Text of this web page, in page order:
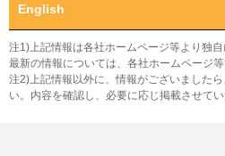
English
注1)上記情報は各社ホームページ等より独
最新の情報については、各社ホームページ等
注2)上記情報以外に、情報がございました
い。内容を確認し、必要に応じ掲載させてい